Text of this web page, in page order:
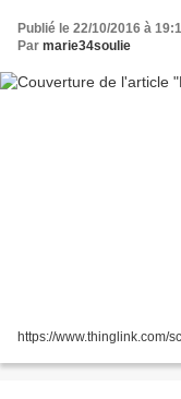
Publié le 22/10/2016 à
Par marie34soulie
https://www.thinglink.com/